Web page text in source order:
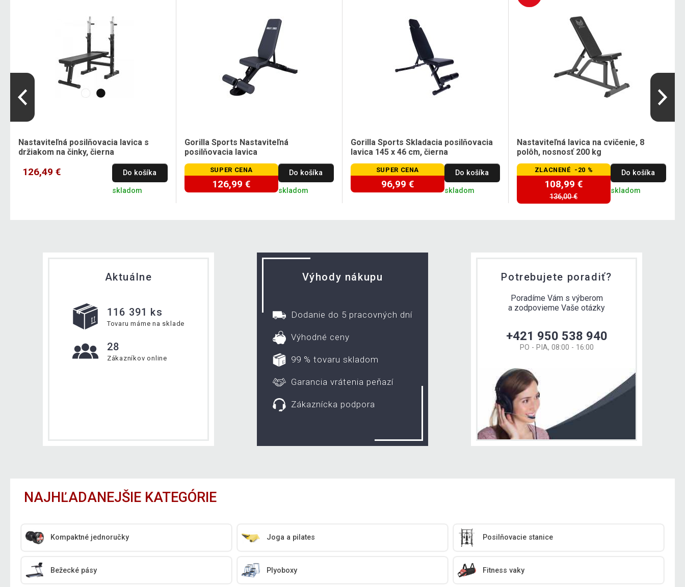
Nastaviteľná posilňovacia lavica s
držiakom na činky, čierna
126,49 € Do košíka
skladom
Gorilla Sports Nastaviteľná
posilňovacia lavica
SUPER CENA
126,99 €
Do košíka
skladom
Gorilla Sports Skladacia posilňovacia
lavica 145 x 46 cm, čierna
SUPER CENA
96,99 €
Do košíka
skladom
Nastaviteľná lavica na cvičenie, 8
polôh, nosnosť 200 kg
ZLACNENÉ -20 %
108,99 €
136,00 €
Do košíka
skladom
Aktuálne
116 391 ks
Tovaru máme na sklade
28
Zákazníkov online
Výhody nákupu
Dodanie do 5 pracovných dní
Výhodné ceny
99 % tovaru skladom
Garancia vrátenia peňazí
Zákaznícka podpora
Potrebujete poradiť?
Poradíme Vám s výberom
a zodpovieme Vaše otázky
+421 950 538 940
PO - PIA, 08:00 - 16:00
NAJHĽADANEJŠIE KATEGÓRIE
Kompaktné jednoručky Joga a pilates Posilňovacie stanice
Bežecké pásy Plyoboxy Fitness vaky